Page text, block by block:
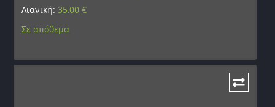
Λιανική: 35,00€
Σε απόθεμα